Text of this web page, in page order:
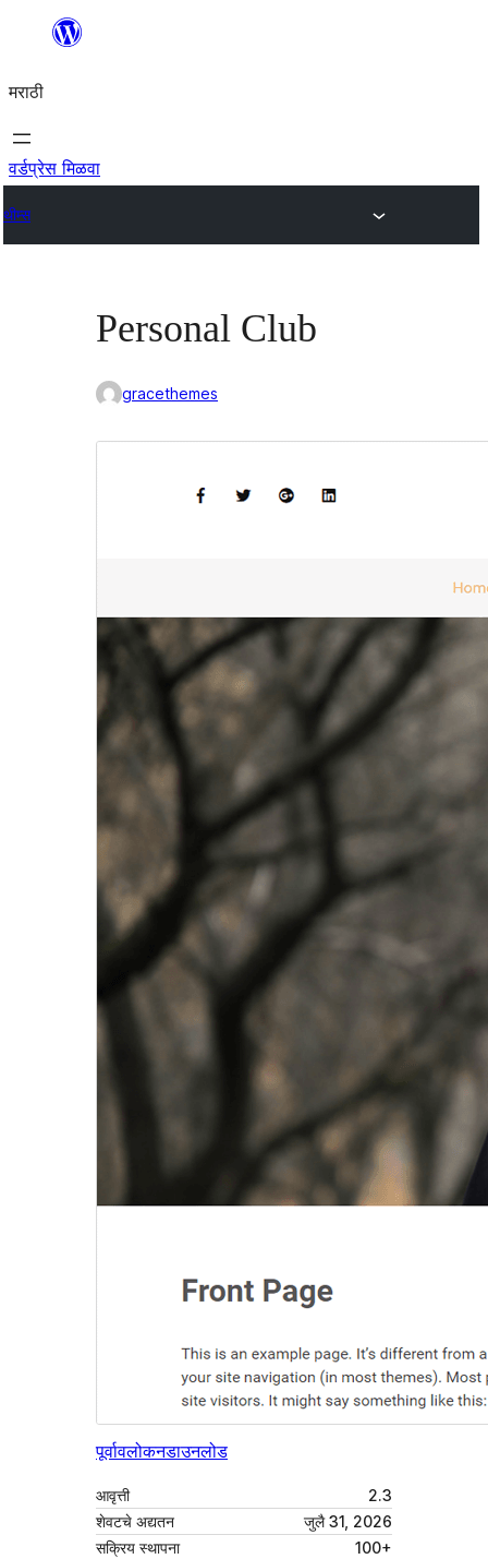
सामुग्रीवर
मराठी
वर्डप्रेस मिळवा
थीम्स
Personal Club
gracethemes
पूर्वावलोकनडाउनलोड
आवृत्ती
2.3
शेवटचे अद्यतन
जुलै 31, 2026
सक्रिय स्थापना
100+